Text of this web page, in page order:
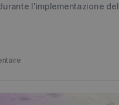
l'implementazione del